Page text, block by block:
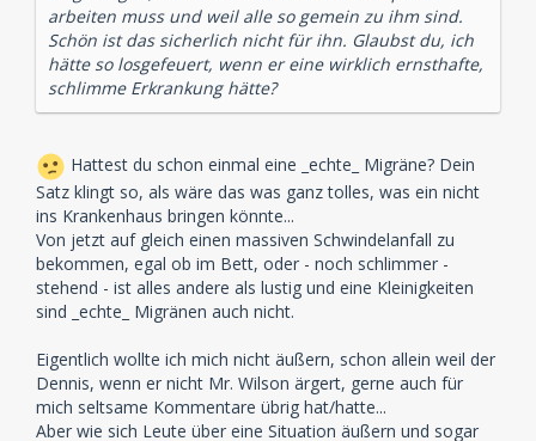
arbeiten muss und weil alle so gemein zu ihm sind.
Schön ist das sicherlich nicht für ihn. Glaubst du, ich
hätte so losgefeuert, wenn er eine wirklich ernsthafte,
schlimme Erkrankung hätte?
Hattest du schon einmal eine _echte_ Migräne? Dein
Satz klingt so, als wäre das was ganz tolles, was ein nicht
ins Krankenhaus bringen könnte...
Von jetzt auf gleich einen massiven Schwindelanfall zu
bekommen, egal ob im Bett, oder - noch schlimmer -
stehend - ist alles andere als lustig und eine Kleinigkeiten
sind _echte_ Migränen auch nicht.
Eigentlich wollte ich mich nicht äußern, schon allein weil der
Dennis, wenn er nicht Mr. Wilson ärgert, gerne auch für
mich seltsame Kommentare übrig hat/hatte...
Aber wie sich Leute über eine Situation äußern und sogar